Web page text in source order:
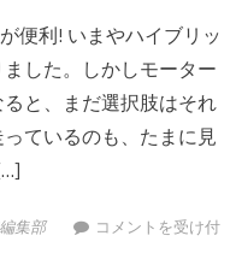
便利! いまやハイブリッ
した。しかしモーター
と、まだ選択肢はそれ
ているのも、たまに見
集部
タイムズカープラス
コメントを受け付